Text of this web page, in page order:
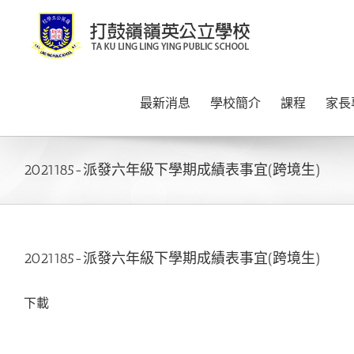
content
最新消息 學校簡介 課程 家
2021185-派發六年級下學期成績表事宜(跨境生)
2021185-派發六年級下學期成績表事宜(跨境生)
下載